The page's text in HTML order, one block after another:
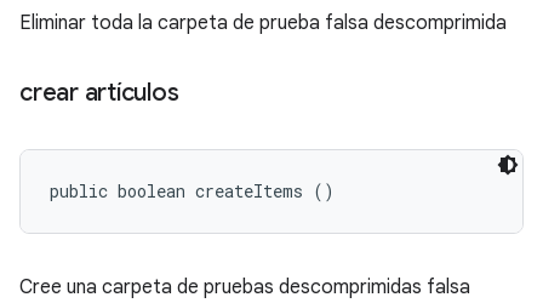
Eliminar toda la carpeta de prueba falsa descomprimida
crear artículos
public boolean createItems ()
Cree una carpeta de pruebas descomprimidas falsa